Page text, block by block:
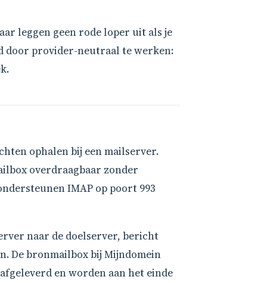
leggen geen rode loper uit als je
provider-neutraal te werken:
ophalen bij een mailserver.
overdraagbaar zonder
IMAP op poort 993
naar de doelserver, bericht
De bronmailbox bij Mijndomein
en worden aan het einde